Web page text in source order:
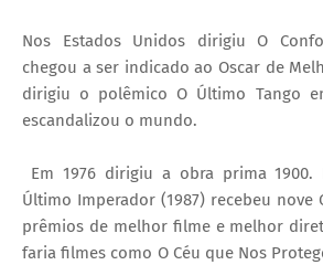
Nos Estados Unidos dirigiu O
chegou a ser indicado ao Oscar de
dirigiu o polêmico O Último Tango
escandalizou o mundo.
Em 1976 dirigiu a obra prima 1900.
Último Imperador (1987) recebeu nove
prêmios de melhor filme e melhor
faria filmes como O Céu que Nos